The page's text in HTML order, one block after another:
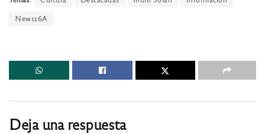
News16A
Deja una respuesta